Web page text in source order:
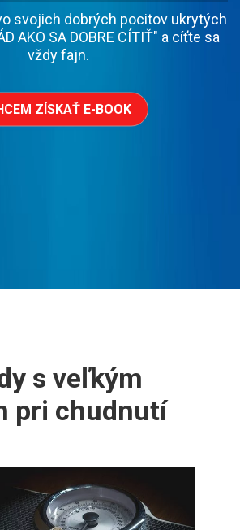
svojich dobrých pocitov ukrytých
AKO SA DOBRE CÍTIŤ" a cíťte sa
vždy fajn.
ZÍSKAŤ E-BOOK
s veľkým
pri chudnutí